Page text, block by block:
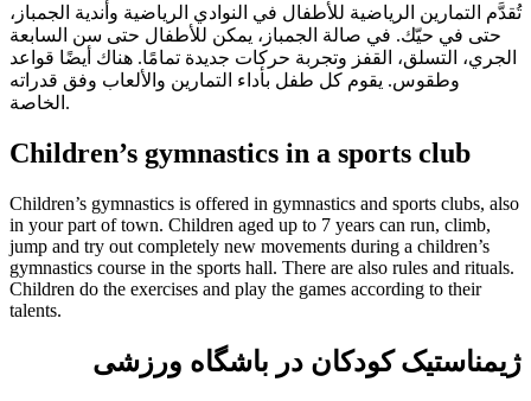
تُقدَّم التمارين الرياضية للأطفال في النوادي الرياضية وأندية الجمباز،
حتى في حيّك. في صالة الجمباز، يمكن للأطفال حتى سن السابعة
الجري، التسلق، القفز وتجربة حركات جديدة تمامًا. هناك أيضًا قواعد
وطقوس. يقوم كل طفل بأداء التمارين والألعاب وفق قدراته
الخاصة.
Children’s gymnastics in a sports club
Children’s gymnastics is offered in gymnastics and sports clubs, also
in your part of town. Children aged up to 7 years can run, climb,
jump and try out completely new movements during a children’s
gymnastics course in the sports hall. There are also rules and rituals.
Children do the exercises and play the games according to their
talents.
ژیمناستیک کودکان در باشگاه ورزشی